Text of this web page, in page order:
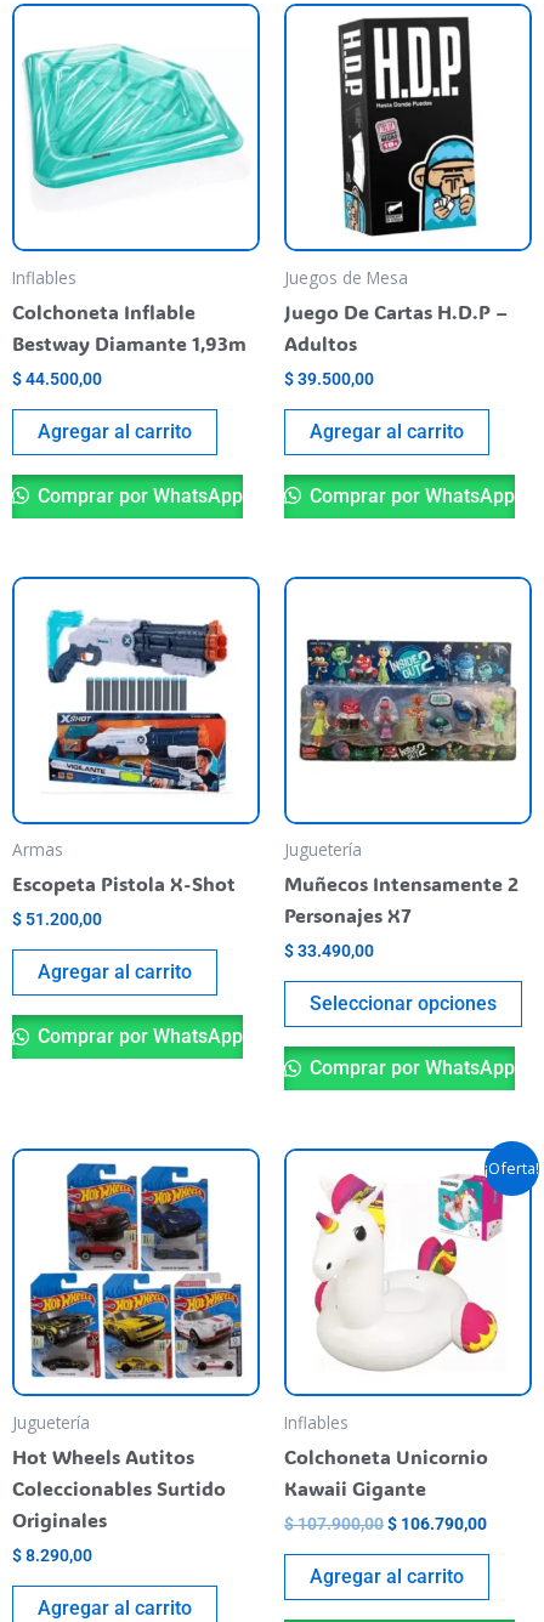
Inflables
Colchoneta Inflable
Bestway Diamante 1,93m
$44.500,00
Agregar al carrito
Comprar por WhatsApp
Juegos de Mesa
Juego De Cartas H.D.P –
Adultos
$39.500,00
Agregar al carrito
Comprar por WhatsApp
Armas
Escopeta Pistola X-Shot
$ 51.200,00
Agregar al carrito
Comprar por WhatsApp
Juguetería
Muñecos Intensamente 2
Personajes X7
$33.490,00
Seleccionar opciones
se
Comprar por WhatsApp
Juguetería
Hot Wheels Autitos
Coleccionables Surtido
Originales
$8.290,00
Agregar al carrito
¡Oferta!
Inflables
Colchoneta Unicornio
Kawaii Gigante
$107.900,00
original
$ 107.900,00.
$ 106.790,00
El
precio
actual
es:
$
Agregar al carrito